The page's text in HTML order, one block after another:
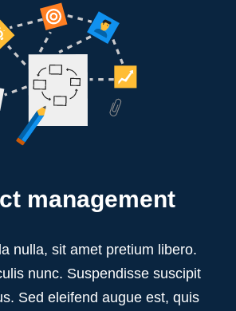
management
nulla, sit amet pretium libero.
nunc. Suspendisse suscipit
Sed eleifend augue est, quis